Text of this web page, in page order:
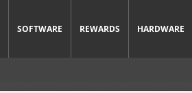
SOFTWARE REWARDS HARDWARE